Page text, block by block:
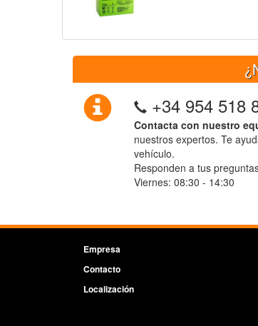
+34 954 518
Contacta con nuestro
nuestros expertos. Te
vehículo.
Responden a tus
Viernes: 08:30 - 14:30
Empresa
Contacto
Localización